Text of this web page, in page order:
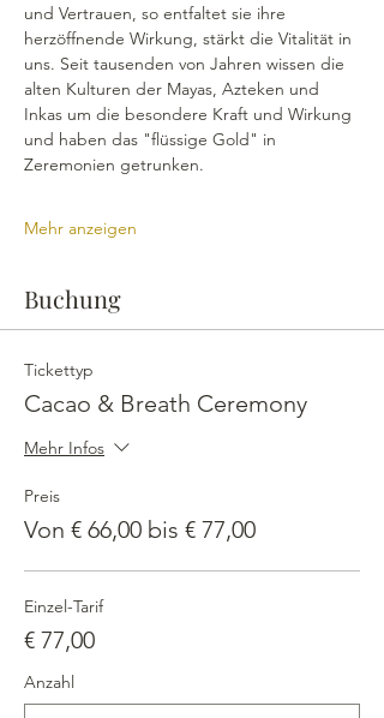
und Vertrauen, so entfaltet sie ihre
herzöffnende Wirkung, stärkt die Vitalität in
uns. Seit tausenden von Jahren wissen die
alten Kulturen der Mayas, Azteken und
Inkas um die besondere Kraft und Wirkung
und haben das "flüssige Gold" in
Zeremonien getrunken.
Mehr anzeigen
Buchung
Tickettyp
Cacao & Breath Ceremony
Mehr Infos
Preis
Von € 66,00 bis € 77,00
Einzel-Tarif
€ 77,00
Anzahl